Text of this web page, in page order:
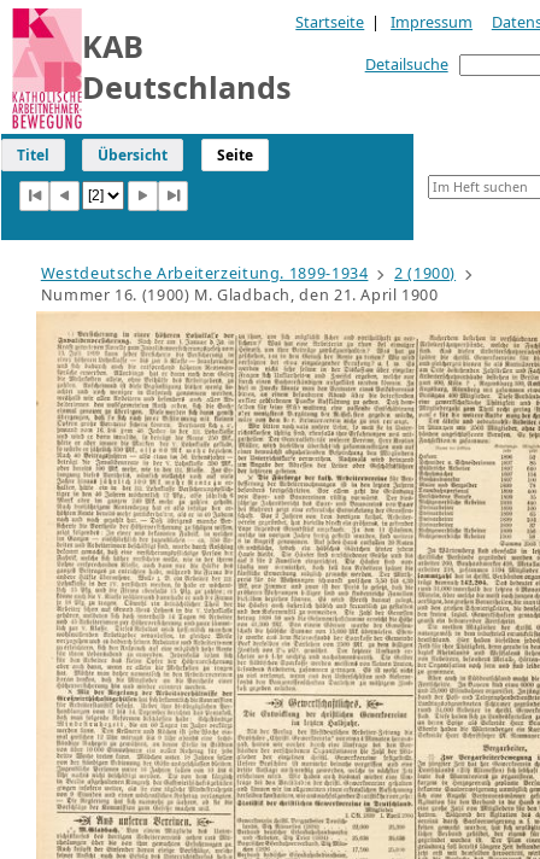
KAB
Deutschlands
Startseite | Impressum
Detailsuche
Titel Übersicht Seite
Westdeutsche Arbeiterzeitung. 1899-1934
2 (1900)
Nummer 16. (1900) M. Gladbach, den 21. April 1900